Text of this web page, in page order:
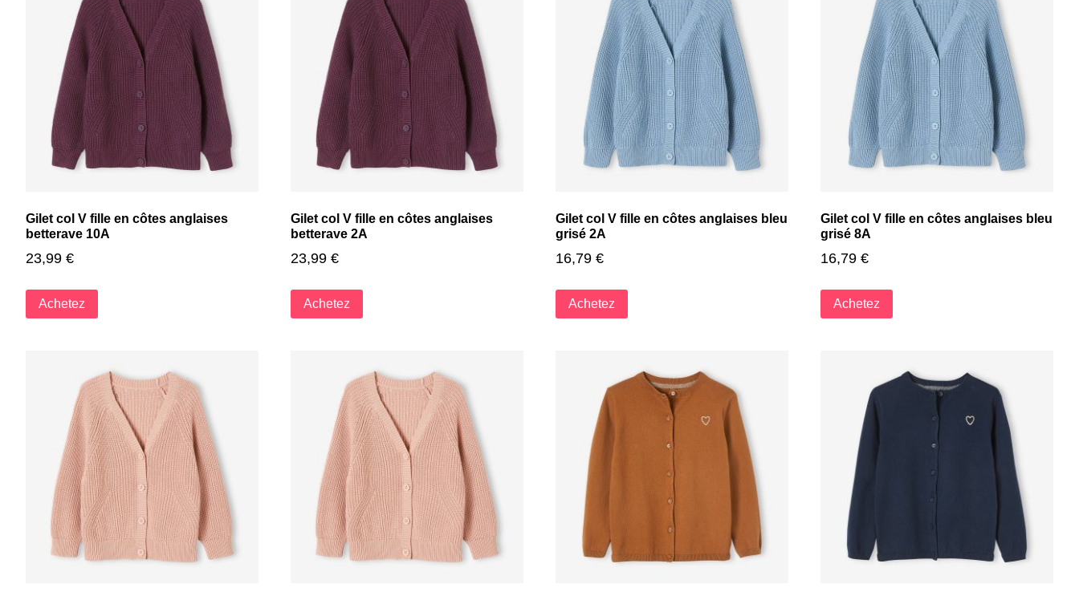
Gilet col V fille en côtes anglaises
betterave 10A
23,99 €
Achetez
Gilet col V fille en côtes anglaises
betterave 2A
23,99 €
Achetez
Gilet col V fille en côtes anglaises bleu
grisé 2A
16,79 €
Achetez
Gilet col V fille en côtes anglaises bleu
grisé 8A
16,79 €
Achetez